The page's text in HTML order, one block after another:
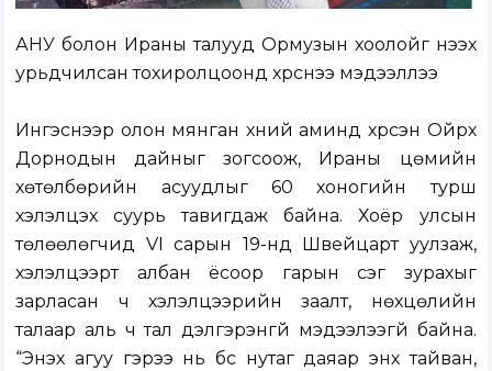
АНУ болон Ираны талууд Ормузын хоолойг нээх
урьдчилсан тохиролцоонд хүрснээ мэдээллээ
Ингэснээр олон мянган хүний аминд хүрсэн Ойрх
Дорнодын дайныг зогсоож, Ираны цөмийн
хөтөлбөрийн асуудлыг 60 хоногийн турш
хэлэлцэх суурь тавигдаж байна. Хоёр улсын
төлөөлөгчид VI сарын 19-нд Швейцарт уулзаж,
хэлэлцээрт албан ёсоор гарын үсэг зурахыг
зарласан ч хэлэлцээрийн заалт, нөхцөлийн
талаар аль ч тал дэлгэрэнгүй мэдээлээгүй байна.
“Энэхүү агуу гэрээ нь бүс нутаг даяар энх тайван,